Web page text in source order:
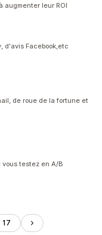
augmenter leur ROI
d'avis Facebook,etc
de roue de la fortune et
vous testez en A/B
17